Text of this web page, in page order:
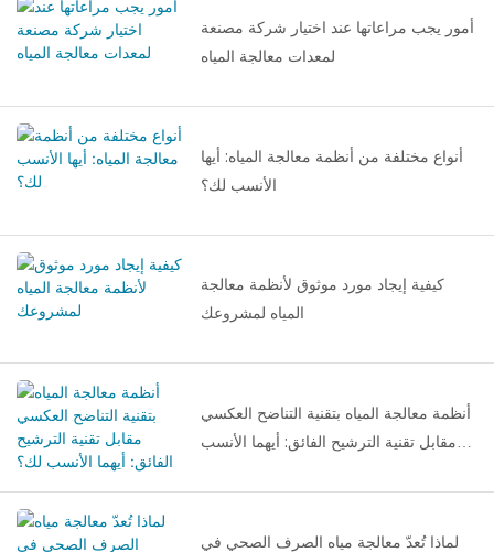
وعرض العلامات التجارية والتعاون
التجاري في قطاع معالجة المياه
أمور يجب مراعاتها عند اختيار شركة مصنعة
لمعدات معالجة المياه
أنواع مختلفة من أنظمة معالجة المياه: أيها
الأنسب لك؟
كيفية إيجاد مورد موثوق لأنظمة معالجة
المياه لمشروعك
أنظمة معالجة المياه بتقنية التناضح العكسي
مقابل تقنية الترشيح الفائق: أيهما الأنسب
لماذا تُعدّ معالجة مياه الصرف الصحي في